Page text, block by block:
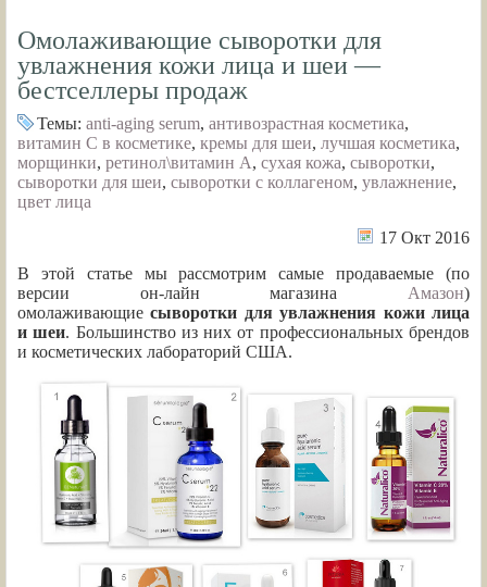
Омолаживающие сыворотки для
увлажнения кожи лица и шеи —
бестселлеры продаж
Темы: anti-aging serum, антивозрастная косметика,
витамин С в косметике, кремы для шеи, лучшая косметика,
морщинки, ретинол\витамин А, сухая кожа, сыворотки,
сыворотки для шеи, сыворотки с коллагеном, увлажнение,
цвет лица
17 Окт 2016
В этой статье мы рассмотрим самые продаваемые (по
версии он-лайн магазина Амазон)
омолаживающиесыворотки для увлажнения кожи лица
и шеи. Большинство из них от профессиональных брендов
и косметических лабораторий США.